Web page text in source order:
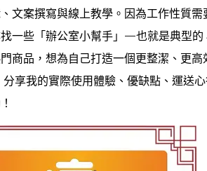
文案撰寫與線上教學。因為工作性質
一些「辦公室小幫手」—也就是典型的
商品，想為自己打造一個更整潔、更
分享我的實際使用體驗、優缺點、運送